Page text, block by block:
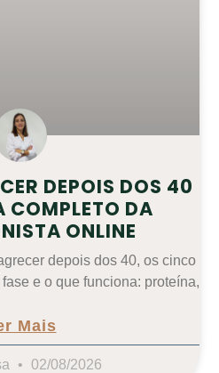
DEPOIS DOS 40
COMPLETO DA
ONLINE
depois dos 40, os cinco
e o que funciona: proteína,
Mais
02/08/2026